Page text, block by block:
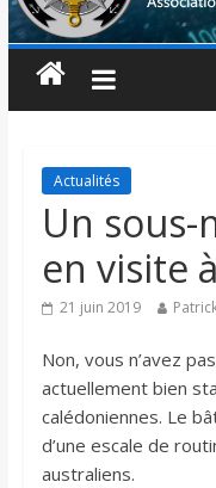
Actualités
Un
en visite
21 juin 2019
Non, vous n’avez
actuellement bien
calédoniennes. Le
d’une escale de
australiens.